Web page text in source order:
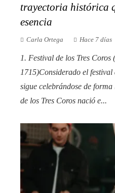
trayectoria histórica
esencia
Carla Ortega Hace 7 días
1. Festival de los Tres Coros
1715)Considerado el
sigue celebrándose de
de los Tres Coros nació e...